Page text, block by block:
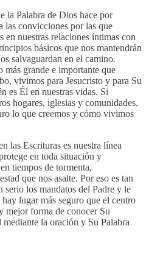
la Palabra de Dios hace por
las convicciones por las que
en nuestras relaciones íntimas con
básicos que nos mantendrán
salvaguardan en el camino.
más grande e importante que
vivimos para Jesucristo y para Su
es Él en nuestras vidas. Si
hogares, iglesias y comunidades,
lo que creemos y cómo vivimos
las Escrituras es nuestra línea
en toda situación y
tiempos de tormenta,
que nos asalte. Por eso es tan
serio los mandatos del Padre y le
lugar más seguro que el centro
mejor forma de conocer Su
la oración y Su Palabra